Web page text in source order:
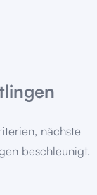
nächste
beschleunigt.